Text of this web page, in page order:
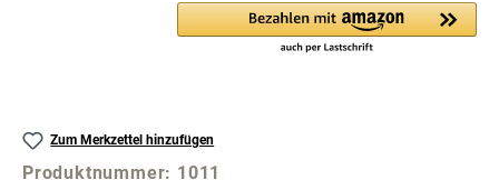
Zum Merkzettel hinzufügen
Produktnummer: 1011